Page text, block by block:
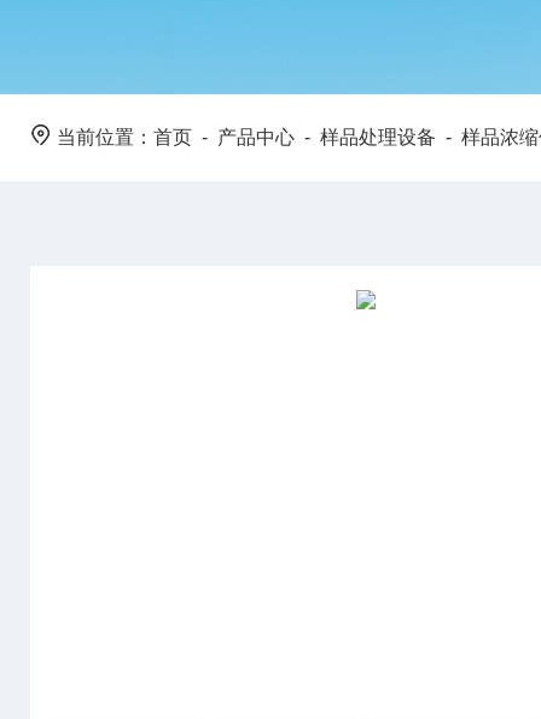
当前位置： 首页 - 产品中心 - 样品处理设备 - 样品浓